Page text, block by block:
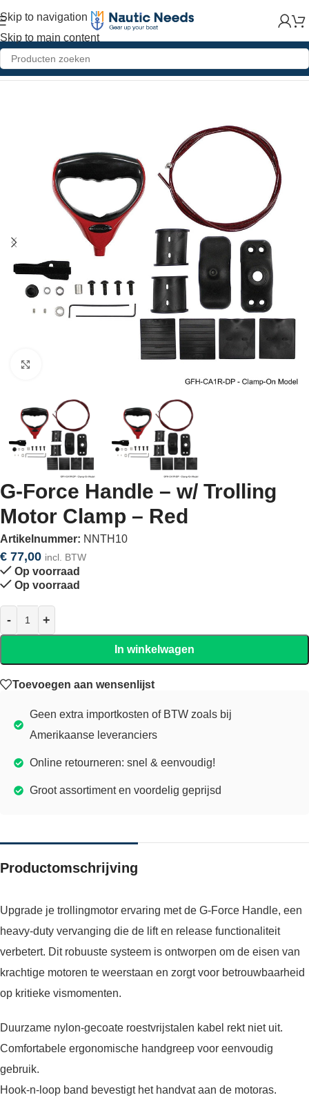
Skip to navigation
Skip to main content
Home»Shop»G-Force Handle – w/ Trolling Motor Clamp – Red
G-Force Handle – w/ Trolling
Motor Clamp – Red
Artikelnummer: NNTH10
€ 77,00 incl. BTW
Op voorraad
Op voorraad
In winkelwagen
Toevoegen aan wensenlijst
Geen extra importkosten of BTW zoals bij
Amerikaanse leveranciers
Online retourneren: snel & eenvoudig!
Groot assortiment en voordelig geprijsd
Productomschrijving
Upgrade je trollingmotor ervaring met de G-Force Handle, een
heavy-duty vervanging die de lift en release functionaliteit
verbetert. Dit robuuste systeem is ontworpen om de eisen van
krachtige motoren te weerstaan en zorgt voor betrouwbaarheid
op kritieke vismomenten.
Duurzame nylon-gecoate roestvrijstalen kabel rekt niet uit.
Comfortabele ergonomische handgreep voor eenvoudig
gebruik.
Hook-n-loop band bevestigt het handvat aan de motoras.